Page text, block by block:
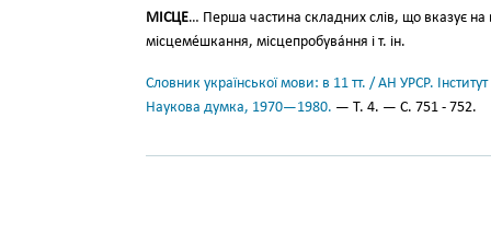
МІСЦЕ… Перша частина складних слів, що вказує
місцеме́шкання, місцепробува́ння і т. ін.
Словник української мови: в 11 тт. / АН УРСР.
Наукова думка, 1970—1980. — Т. 4. — С. 751 - 752.